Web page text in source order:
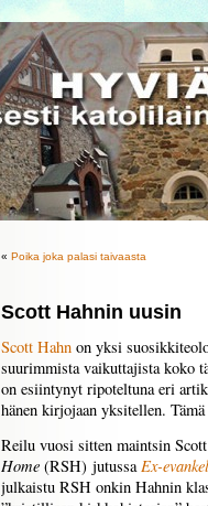
« Poika joka palasi taivaasta
Scott Hahnin uusin
Scott Hahn on yksi
suurimmista vaikuttajista koko
on esiintynyt ripoteltuna eri
hänen kirjojaan yksitellen.
Reilu vuosi sitten maintsin
Home (RSH) jutussa Ex-
julkaistu RSH onkin Hahnin